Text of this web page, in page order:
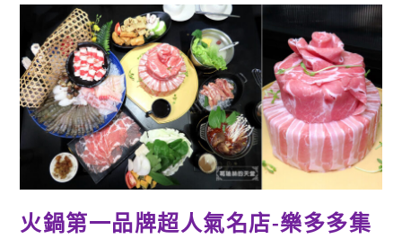
川
牛
木
石
亭-
樹
林
鎮
前
店：
極
盛
牛
肉
丼
&
極
火鍋第一品牌超人氣名店-樂多多集